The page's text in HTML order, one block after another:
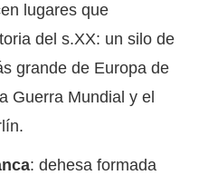
lugares que
del s.XX: un silo de
grande de Europa de
Guerra Mundial y el
: dehesa formada